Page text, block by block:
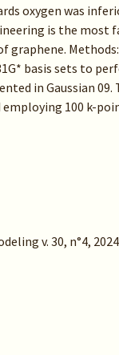
oxygen was
is the most
graphene.
basis sets to
in Gaussian
100 k-
v. 30, n°4,